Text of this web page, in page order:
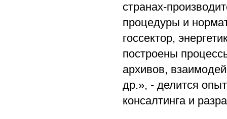
странах-
процедуры и
госсектор,
построены
архивов,
др.», - делится
консалтинга и